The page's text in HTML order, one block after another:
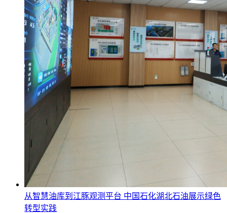
从智慧油库到江豚观测平台 中国石化湖北石油展示绿色
转型实践